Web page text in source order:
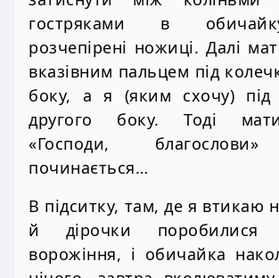
гостряками в
розчепірені ножиці. Далі
вказівним пальцем під
боку, а я (яким схочу) під
другого боку. Тоді
«Господи,
починається…
В підситку, там, де я втикаю
й дірочки поробилися
ворожіння, і обичайка